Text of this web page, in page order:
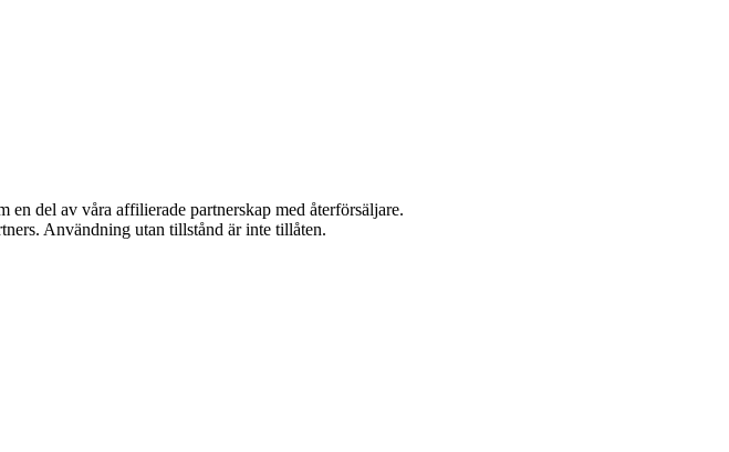
del av våra affilierade partnerskap med återförsäljare.
Användning utan tillstånd är inte tillåten.